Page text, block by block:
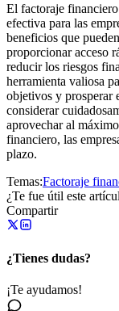
El factoraje
efectiva para las
beneficios que
proporcionar acceso
reducir los riesgos
herramienta valiosa
objetivos y prosperar
considerar
aprovechar al
financiero, las
plazo.
Temas:Factoraje
¿Te fue útil este
Compartir
¿Tienes dudas?
¡Te ayudamos!